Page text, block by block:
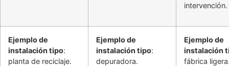
intervención.
Ejemplo de
instalación tipo:
planta de reciclaje.
Ejemplo de
instalación tipo:
depuradora.
Ejemplo de
instalación
fábrica